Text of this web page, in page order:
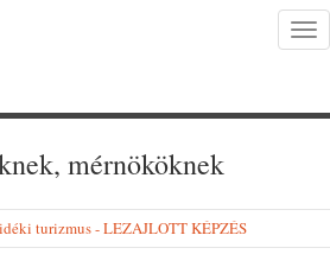
mérnököknek
turizmus - LEZAJLOTT KÉPZÉS